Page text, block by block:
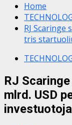
Home
RJ Scaringe
tris
RJ
mlrd. USD